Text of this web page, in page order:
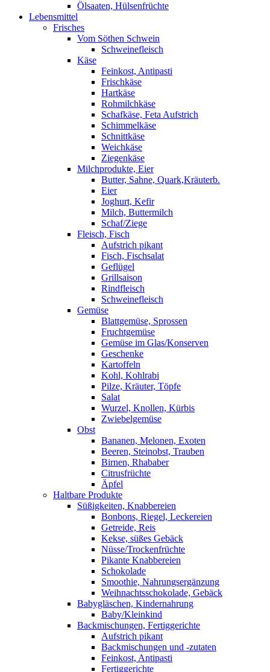
Ölsaaten, Hülsenfrüchte
Lebensmittel
Frisches
Vom Söthen Schwein
Schweinefleisch
Käse
Feinkost, Antipasti
Frischkäse
Hartkäse
Rohmilchkäse
Schafkäse, Feta Aufstrich
Schimmelkäse
Schnittkäse
Weichkäse
Ziegenkäse
Milchprodukte, Eier
Butter, Sahne, Quark,Kräuterb.
Eier
Joghurt, Kefir
Milch, Buttermilch
Schaf/Ziege
Fleisch, Fisch
Aufstrich pikant
Fisch, Fischsalat
Geflügel
Grillsaison
Rindfleisch
Schweinefleisch
Gemüse
Blattgemüse, Sprossen
Fruchtgemüse
Gemüse im Glas/Konserven
Geschenke
Kartoffeln
Kohl, Kohlrabi
Pilze, Kräuter, Töpfe
Salat
Wurzel, Knollen, Kürbis
Zwiebelgemüse
Obst
Bananen, Melonen, Exoten
Beeren, Steinobst, Trauben
Birnen, Rhababer
Citrusfrüchte
Äpfel
Haltbare Produkte
Süßigkeiten, Knabbereien
Bonbons, Riegel, Leckereien
Getreide, Reis
Kekse, süßes Gebäck
Nüsse/Trockenfrüchte
Pikante Knabbereien
Schokolade
Smoothie, Nahrungsergänzung
Weihnachtsschokolade, Gebäck
Babygläschen, Kindernahrung
Baby/Kleinkind
Backmischungen, Fertiggerichte
Aufstrich pikant
Backmischungen und -zutaten
Feinkost, Antipasti
Fertiggerichte